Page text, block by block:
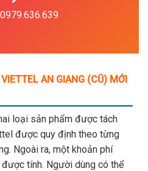
AN GIANG (CŨ) MỚI
loại sản phẩm được tách
được quy định theo từng
Ngoài ra, một khoản phí
tính. Người dùng có thể